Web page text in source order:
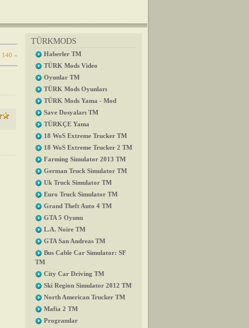
TÜRKMODS
Haberler TM
TÜRK Mods Video
Oyunlar TM
TÜRK Mods Oyunları
TÜRK Mods Yama - Mod
Save Dosyaları TM
TÜRKÇE Yama
18 WoS Extreme Trucker TM
18 WoS Extreme Trucker 2 TM
Farming Simulator 2013 TM
German Truck Simulator TM
Uk Truck Simulator TM
Euro Truck Simulator TM
Grand Theft Auto 4 TM
GTA 5 Oyunu
L.A. Noire TM
GTA San Andreas TM
Bus Cable Car Simulator: SF
TM
City Car Driving TM
Ski Region Simulator 2012 TM
North American Trucker TM
Mafia 2 TM
Programlar
140 »